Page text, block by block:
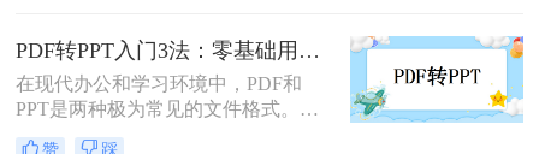
ppt文档呢？本文将介绍三种常用的
PDF转PPT的方法，帮助您轻松完成
PDF到PPT的转换。
PDF转PPT入门3法：零基础用户的操作要点和注意事项！
在现代办公和学习环境中，PDF和
PPT是两种极为常见的文件格式。
PDF因其固定格式的特点而受到广泛
赞 踩